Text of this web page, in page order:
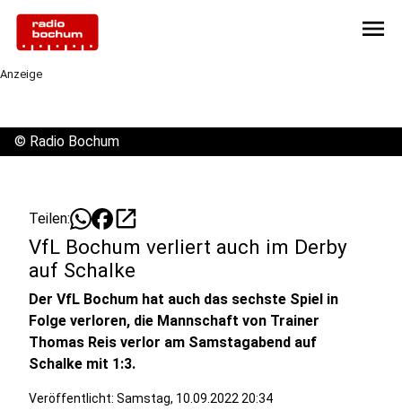
menu
Anzeige
© Radio Bochum
Teilen: open_in_new
VfL Bochum verliert auch im Derby
auf Schalke
Der VfL Bochum hat auch das sechste Spiel in
Folge verloren, die Mannschaft von Trainer
Thomas Reis verlor am Samstagabend auf
Schalke mit 1:3.
Veröffentlicht: Samstag, 10.09.2022 20:34